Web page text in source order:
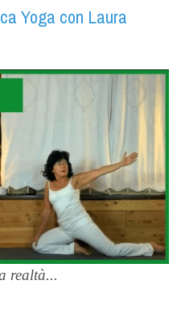
Yoga con Laura
realtà...